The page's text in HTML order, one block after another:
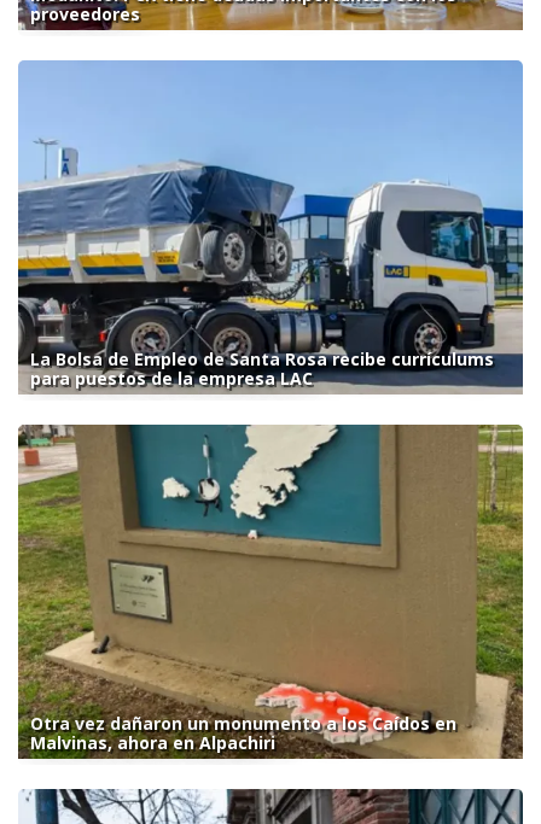
proveedores
La Bolsa de Empleo de Santa Rosa recibe currículums
para puestos de la empresa LAC
Otra vez dañaron un monumento a los Caídos en
Malvinas, ahora en Alpachiri